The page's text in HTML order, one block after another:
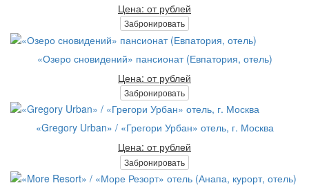
Цена: от рублей
Забронировать
«Озеро сновидений» пансионат (Евпатория, отель)
Цена: от рублей
Забронировать
«Gregory Urban» / «Грегори Урбан» отель, г. Москва
Цена: от рублей
Забронировать